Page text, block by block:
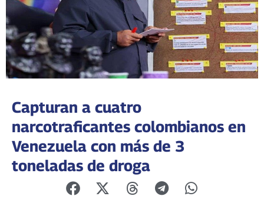
Capturan a cuatro
narcotraficantes colombianos en
Venezuela con más de 3
toneladas de droga